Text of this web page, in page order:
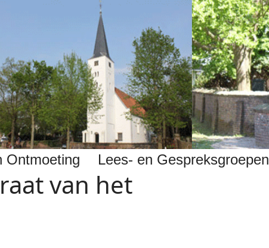
Ontmoeting Lees- en Gespreksgroepen
van het